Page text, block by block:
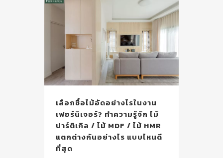
เลือกซื้อไม้อัดอย่างไรในงาน
เฟอร์นิเจอร์? ทำความรู้จัก ไม้
ปาร์ติเกิล / ไม้ MDF / ไม้ HMR
แตกต่างกันอย่างไร แบบไหนดี
ที่สุด